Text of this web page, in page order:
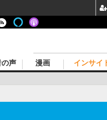
の声 漫画 インサイ